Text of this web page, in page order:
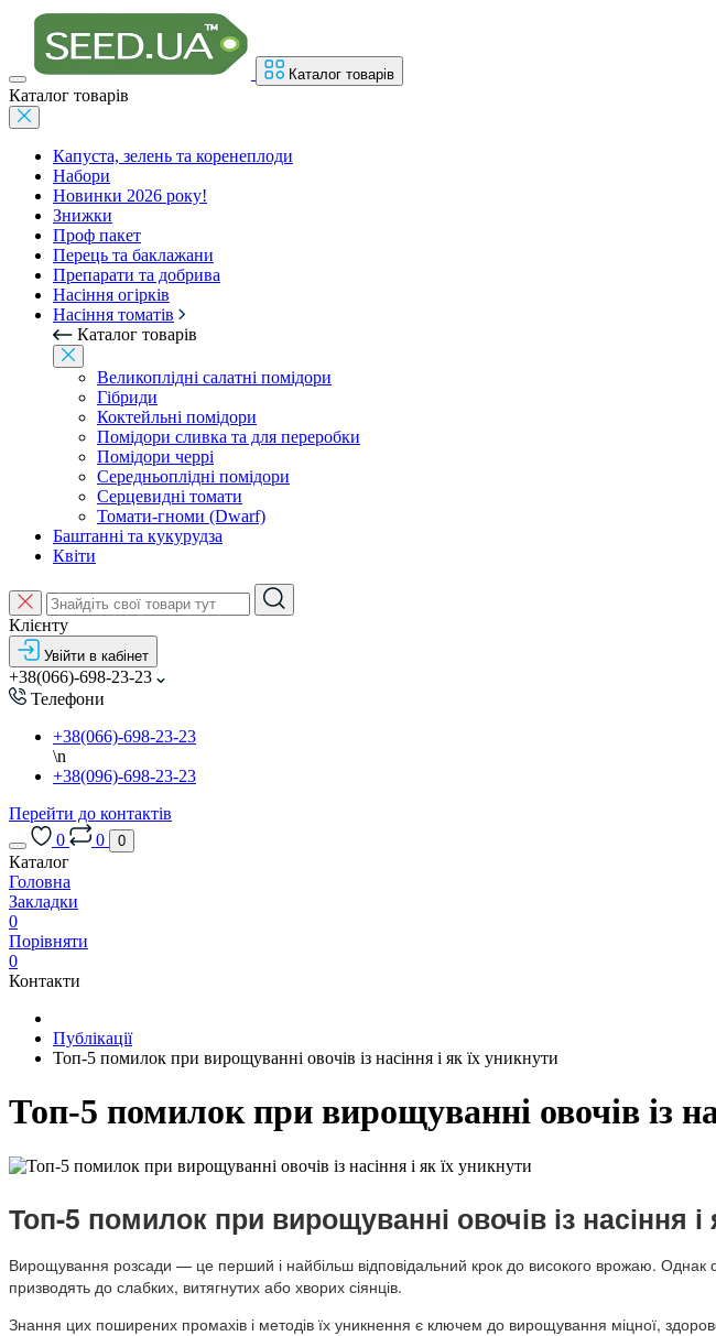
Каталог товарів
Каталог товарів
Капуста, зелень та коренеплоди
Набори
Новинки 2026 року!
Знижки
Проф пакет
Перець та баклажани
Препарати та добрива
Насіння огірків
Насіння томатів
Каталог товарів
Великоплідні салатні помідори
Гібриди
Коктейльні помідори
Помідори сливка та для переробки
Помідори черрі
Середньоплідні помідори
Серцевидні томати
Томати-гноми (Dwarf)
Баштанні та кукурудза
Квіти
Клієнту
Увійти в кабінет
+38(066)-698-23-23
Телефони
+38(066)-698-23-23
\n
+38(096)-698-23-23
Перейти до контактів
0
0 0
Каталог
Головна
Закладки
0
Порівняти
0
Контакти
Публікації
Топ-5 помилок при вирощуванні овочів із насіння і як їх уникнути
Топ-5 помилок при вирощуванні овочів із
Топ-5 помилок при вирощуванні овочів із насіння і
Вирощування розсади — це перший і найбільш відповідальний крок до високого врожаю. Однак
призводять до слабких, витягнутих або хворих сіянців.
Знання цих поширених промахів і методів їх уникнення є ключем до вирощування міцної,